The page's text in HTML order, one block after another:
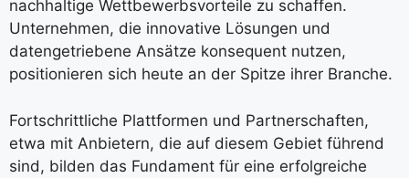
nachhaltige Wettbewerbsvorteile zu schaffen.
Unternehmen, die innovative Lösungen und
datengetriebene Ansätze konsequent nutzen,
positionieren sich heute an der Spitze ihrer Branche.
Fortschrittliche Plattformen und Partnerschaften,
etwa mit Anbietern, die auf diesem Gebiet führend
sind, bilden das Fundament für eine erfolgreiche